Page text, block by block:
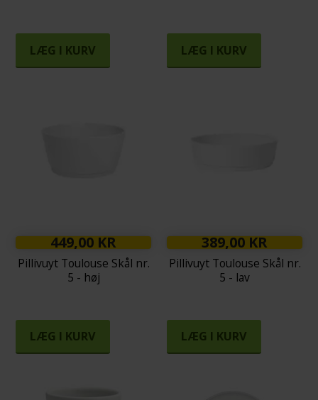
LÆG I KURV LÆG I KURV
449,00 KR
Pillivuyt Toulouse Skål nr.
5 - høj
LÆG I KURV
389,00 KR
Pillivuyt Toulouse Skål nr.
5 - lav
LÆG I KURV